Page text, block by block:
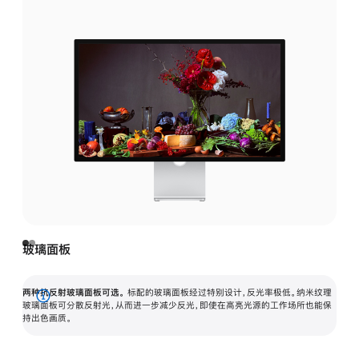
玻璃面板
两种抗反射玻璃面板可选。 标配的玻璃面板经过特别设计，反光率极低。纳米纹理
玻璃面板可分散反射光，从而进一步减少反光，即使在高亮光源的工作场所也能保
持出色画质。
展
开